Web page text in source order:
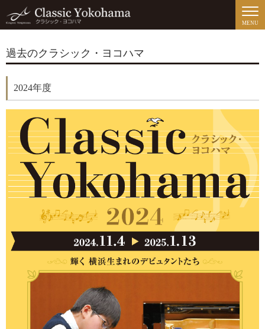
MENU
過去のクラシック・ヨコハマ
2024年度